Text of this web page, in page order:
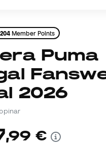
204 Member Points
2026
,99 €